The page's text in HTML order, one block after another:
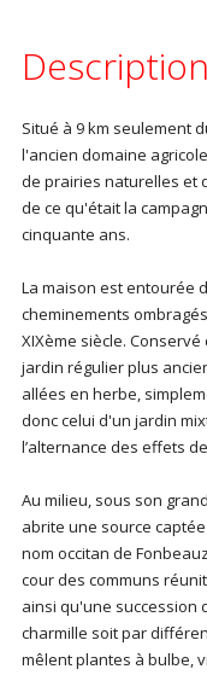
Description
Situé à 9 km seulement
l'ancien domaine
de prairies naturelles et
de ce qu'était la
cinquante ans.
La maison est entourée
cheminements
XIXème siècle.
jardin régulier plus
allées en herbe,
donc celui d'un jardin
l’alternance des effets
Au milieu, sous son
abrite une source
nom occitan de
cour des communs
ainsi qu'une succession
charmille soit par
mêlent plantes à bulbe,